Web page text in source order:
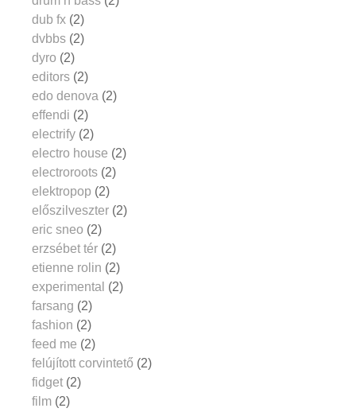
dub fx (2)
dvbbs (2)
dyro (2)
editors (2)
edo denova (2)
effendi (2)
electrify (2)
electro house (2)
electroroots (2)
elektropop (2)
előszilveszter (2)
eric sneo (2)
erzsébet tér (2)
etienne rolin (2)
experimental (2)
farsang (2)
fashion (2)
feed me (2)
felújított corvintető (2)
fidget (2)
film (2)